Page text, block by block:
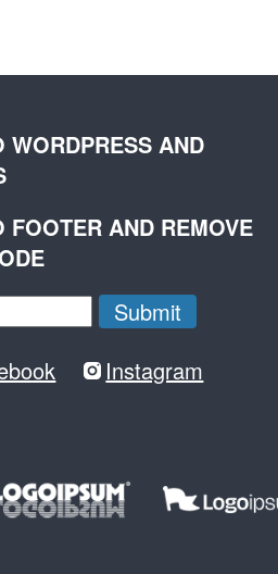
WORDPRESS AND
FOOTER AND REMOVE
Instagram